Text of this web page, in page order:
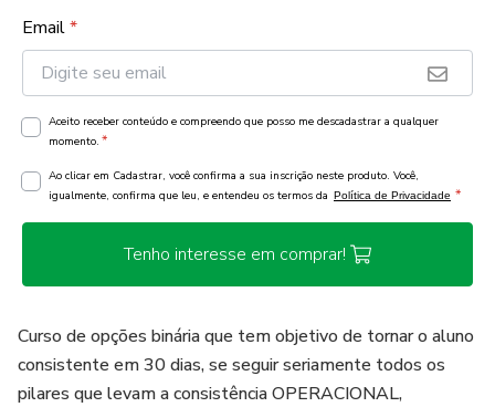
Email*
Aceito receber conteúdo e compreendo que posso me descadastrar a qualquer
momento. *
Ao clicar em Cadastrar, você confirma a sua inscrição neste produto. Você,
igualmente, confirma que leu, e entendeu os termos da Política de Privacidade *
Tenho interesse em comprar!
Curso de opções binária que tem objetivo de tornar o aluno
consistente em 30 dias, se seguir seriamente todos os
pilares que levam a consistência OPERACIONAL,